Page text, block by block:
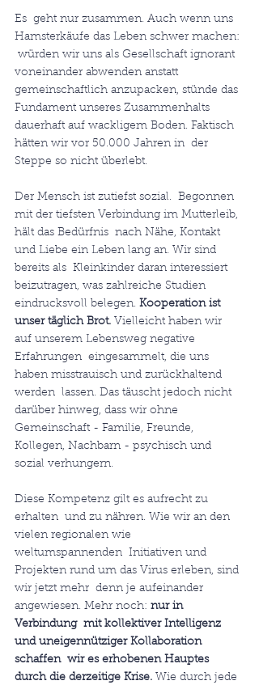
Es  geht nur zusammen. Auch wenn uns
Hamsterkäufe das Leben schwer machen:
würden wir uns als Gesellschaft ignorant
voneinander abwenden anstatt
gemeinschaftlich anzupacken, stünde das
Fundament unseres Zusammenhalts
dauerhaft auf wackligem Boden. Faktisch
hätten wir vor 50.000 Jahren in  der
Steppe so nicht überlebt.
Der Mensch ist zutiefst sozial.  Begonnen
mit der tiefsten Verbindung im Mutterleib,
hält das Bedürfnis  nach Nähe, Kontakt
und Liebe ein Leben lang an. Wir sind
bereits als  Kleinkinder daran interessiert
beizutragen, was zahlreiche Studien
eindrucksvoll belegen. Kooperation ist
unser täglich Brot. Vielleicht haben wir
auf unserem Lebensweg negative
Erfahrungen  eingesammelt, die uns
haben misstrauisch und zurückhaltend
werden  lassen. Das täuscht jedoch nicht
darüber hinweg, dass wir ohne
Gemeinschaft - Familie, Freunde,
Kollegen, Nachbarn - psychisch und
sozial verhungern.
Diese Kompetenz gilt es aufrecht zu
erhalten  und zu nähren. Wie wir an den
vielen regionalen wie
weltumspannenden  Initiativen und
Projekten rund um das Virus erleben, sind
wir jetzt mehr  denn je aufeinander
angewiesen. Mehr noch: nur in
Verbindung  mit kollektiver Intelligenz
und uneigennütziger Kollaboration
schaffen  wir es erhobenen Hauptes
durch die derzeitige Krise. Wie durch jede